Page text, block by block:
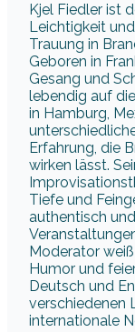
Kjel Fiedler ist
Leichtigkeit
Trauung in
Geboren in
Gesang und
lebendig auf
in Hamburg,
Erfahrung, die
wirken lässt.
Tiefe und
authentisch
Moderator
Humor und
Deutsch und
verschiedenen
internationale